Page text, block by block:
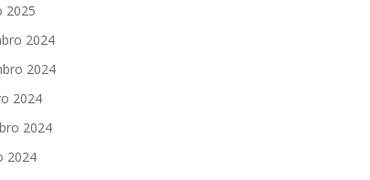
2025
2024
2024
2024
2024
2024